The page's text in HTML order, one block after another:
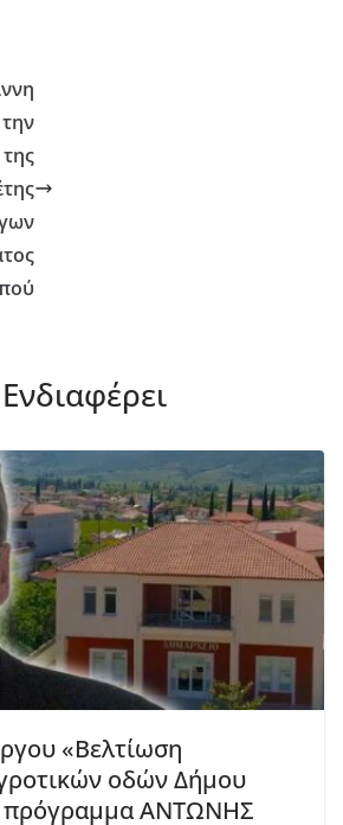
«Βελτίωση
οδών Δήμου
πρόγραμμα ΑΝΤΩΝΗΣ